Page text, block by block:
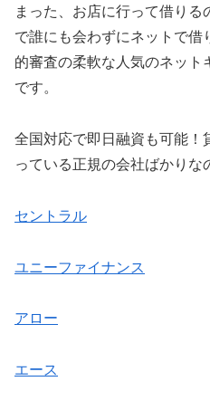
まった、お店に行って借り
で誰にも会わずにネットで借
的審査の柔軟な人気のネット
です。
全国対応で即日融資も可能！
っている正規の会社ばかりな
セントラル
ユニーファイナンス
アロー
エース